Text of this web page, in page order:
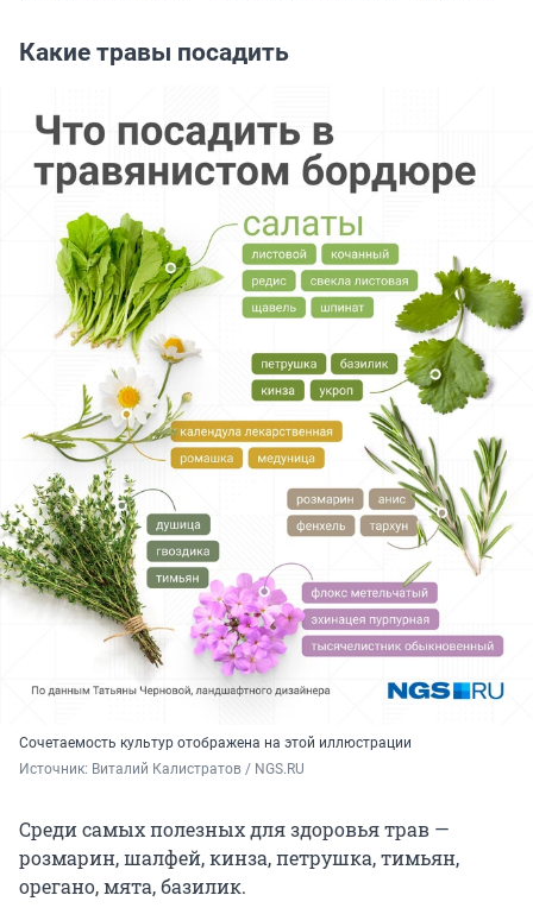
Какие травы посадить
Сочетаемость культур отображена на этой иллюстрации
Источник: Виталий Калистратов / NGS.RU
Среди самых полезных для здоровья трав —
розмарин, шалфей, кинза, петрушка, тимьян,
орегано, мята, базилик.